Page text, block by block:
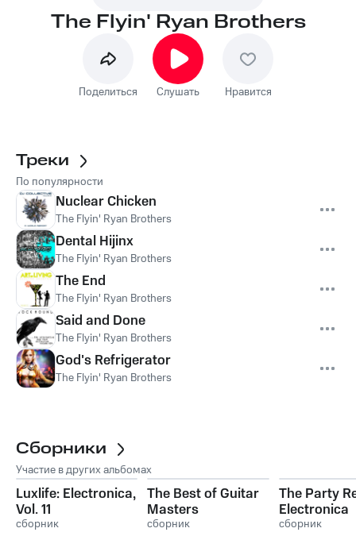
The Flyin' Ryan Brothers
Поделиться Слушать Нравится
Треки
По популярности
Nuclear Chicken
The Flyin' Ryan Brothers
Dental Hijinx
The Flyin' Ryan Brothers
The End
The Flyin' Ryan Brothers
Said and Done
The Flyin' Ryan Brothers
God's Refrigerator
The Flyin' Ryan Brothers
Сборники
Участие в других альбомах
Luxlife: Electronica,
Vol. 11
сборник
The Best of Guitar
Masters
сборник
The Party
Electronica
Sessions,
сборник